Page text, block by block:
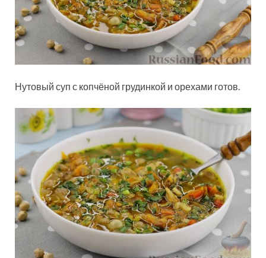
Нутовый суп с копчёной грудинкой и орехами готов.